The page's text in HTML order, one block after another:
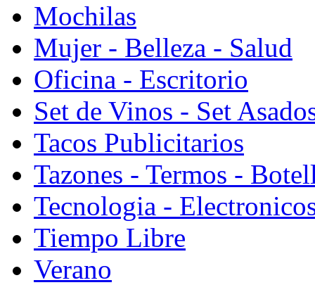
Mochilas
Mujer - Belleza - Salud
Oficina - Escritorio
Set de Vinos - Set
Tacos Publicitarios
Tazones - Termos -
Tecnologia -
Tiempo Libre
Verano